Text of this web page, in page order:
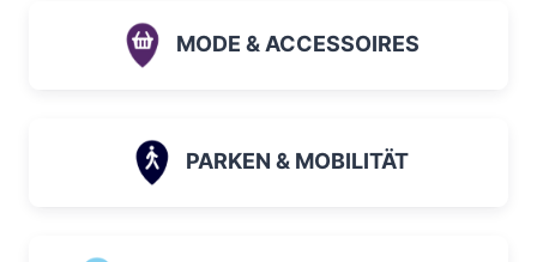
MODE & ACCESSOIRES
PARKEN & MOBILITÄT